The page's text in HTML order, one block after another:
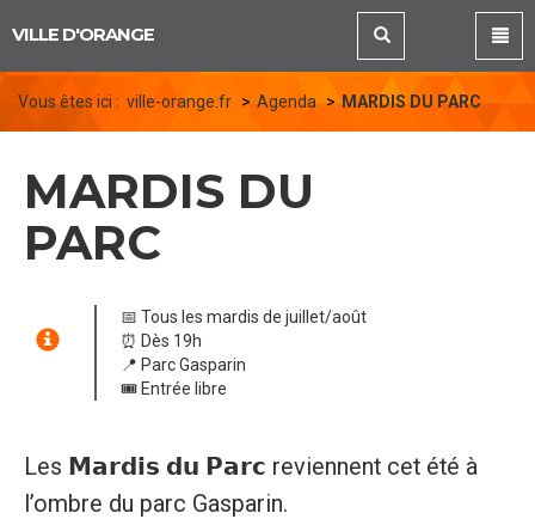
VILLE D'ORANGE
Vous êtes ici : ville-orange.fr Agenda MARDIS DU PARC
MARDIS DU
PARC
📅 Tous les mardis de juillet/août
⏰ Dès 19h
📍 Parc Gasparin
🎟️ Entrée libre
Les 𝗠𝗮𝗿𝗱𝗶𝘀 𝗱𝘂 𝗣𝗮𝗿𝗰 reviennent cet été à
l’ombre du parc Gasparin.